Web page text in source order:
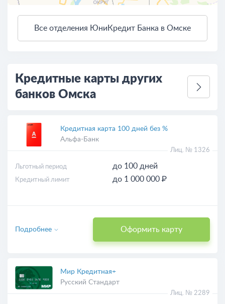
Все отделения ЮниКредит Банка в Омске
Кредитные карты других
банков Омска
Кредитная карта 100 дней без %
Альфа-Банк
Лиц. № 1326
Льготный период до 100 дней
Кредитный лимит до 1 000 000 ₽
Оформить карту
Подробнее
Мир Кредитная+
Русский Стандарт
Лиц. № 2289